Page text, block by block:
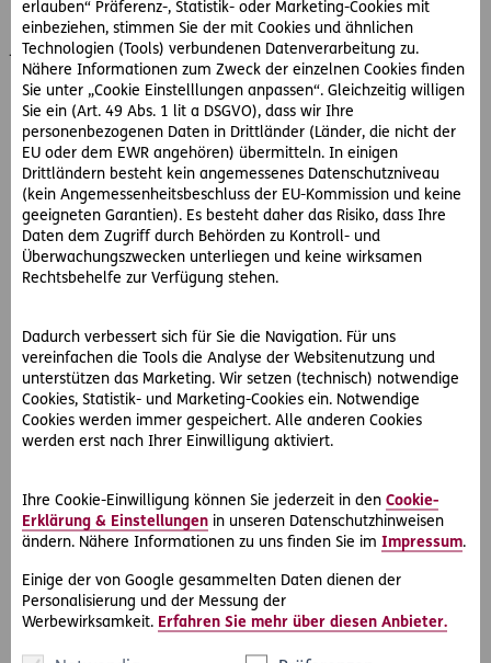
erlauben“ Präferenz-, Statistik- oder Marketing-Cookies mit
einbeziehen, stimmen Sie der mit Cookies und ähnlichen
Technologien (Tools) verbundenen Datenverarbeitung zu.
Nähere Informationen zum Zweck der einzelnen Cookies finden
Sie unter „Cookie Einstelllungen anpassen“. Gleichzeitig willigen
Sie ein (Art. 49 Abs. 1 lit a DSGVO), dass wir Ihre
personenbezogenen Daten in Drittländer (Länder, die nicht der
EU oder dem EWR angehören) übermitteln. In einigen
Drittländern besteht kein angemessenes Datenschutzniveau
(kein Angemessenheitsbeschluss der EU-Kommission und keine
geeigneten Garantien). Es besteht daher das Risiko, dass Ihre
Daten dem Zugriff durch Behörden zu Kontroll- und
Überwachungszwecken unterliegen und keine wirksamen
Rechtsbehelfe zur Verfügung stehen.
Dadurch verbessert sich für Sie die Navigation. Für uns
vereinfachen die Tools die Analyse der Websitenutzung und
unterstützen das Marketing. Wir setzen (technisch) notwendige
Cookies, Statistik- und Marketing-Cookies ein. Notwendige
Cookies werden immer gespeichert. Alle anderen Cookies
werden erst nach Ihrer Einwilligung aktiviert.
Ihre Cookie-Einwilligung können Sie jederzeit in den Cookie-
Erklärung & Einstellungen in unseren Datenschutzhinweisen
ändern. Nähere Informationen zu uns finden Sie im Impressum.
Einige der von Google gesammelten Daten dienen der
Personalisierung und der Messung der
Werbewirksamkeit. Erfahren Sie mehr über diesen Anbieter.
Herr M. bringt Unterlassungsklage ein: die Landwirte sollen
jegliche Geruchsemission, die über das ortsübliche Ausmaß
hinausgeht, unterlassen.
So hat der OGH entschieden:
Der Eigentümer eines Grundstücks kann dem Nachbarn von
dessen Grund ausgehende Einwirkungen durch Abwässer,
Rauch, Gase, Wärme, Geruch, Geräusche, Erschütterung
und ähnliches insoweit untersagen, als diese das
ortsübliche gewöhnliche Maß überschreiten und die
ortsübliche Benutzung des Grundstücks wesentlich
beeinträchtigen.
Wenn die Beeinträchtigung von einem Bergwerk oder einer
behördlich genehmigten Anlage ausgeht, kann der
Nachbar nur Schadenersatz, nicht aber Unterlassung
begehren. Der Ausbau des Schweinestalls war zwar
behördlich genehmigt. Der Schweinestall an sich ist aber
keine behördlich genehmigte Anlage im Sinne des
sondern ein Unterlassungsanspruch zu.
Der Gastwirt kann also aufatmen – die Landwirte müssen
Geruchsbelästigungen unterlassen.